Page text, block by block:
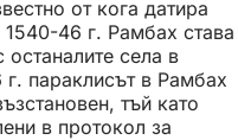
от кога датира
46 г. Рамбах става
останалите села в
параклисът в Рамбах
тъй като
в протокол за